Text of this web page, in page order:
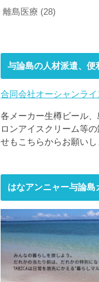
離島医療 (28)
与論島の人材派遣、便
合同会社オーシャンライ
各メーカー生樽ビール
ロンアイスクリーム等
せもこちらからお願いし
はなアンニャー与論島